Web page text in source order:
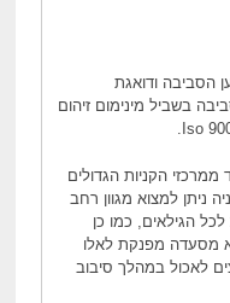
הסביבה ודואגת
בשביל מינימום זיהום
הקניות הגדולים
ניתן למצוא מגוון רחב
הגילאים, כמו כן
מסעדה מפנקת לאלו
לאכול במהלך סיבוב